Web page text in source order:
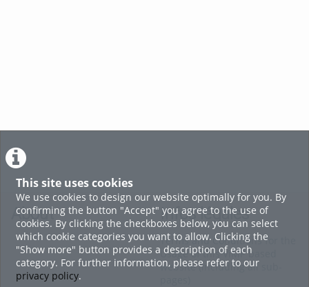
This site uses cookies
We use cookies to design our website optimally for you. By
confirming the button "Accept" you agree to the use of
cookies. By clicking the checkboxes below, you can select
which cookie categories you want to allow. Clicking the
"Show more" button provides a description of each
category. For further information, please refer to our
privacy policy.
voir tout
About Infos légales
Terms and Conditions for the
Usage of this ViMP based
website (including all sub-